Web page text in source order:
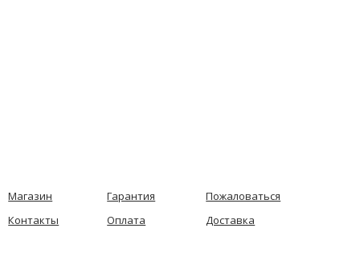
Магазин Гарантия
Пожаловаться
Контакты
Оплата Доставка